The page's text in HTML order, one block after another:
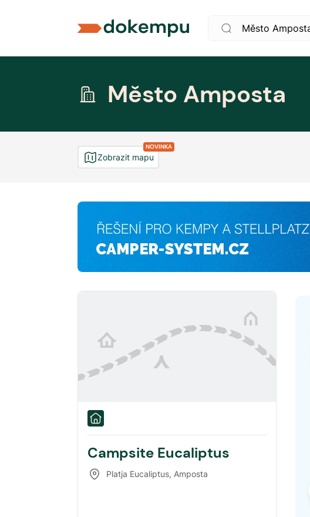
Město Amposta
NOVINKA
Zobrazit mapu
Campsite Eucaliptus
Platja Eucaliptus, Amposta